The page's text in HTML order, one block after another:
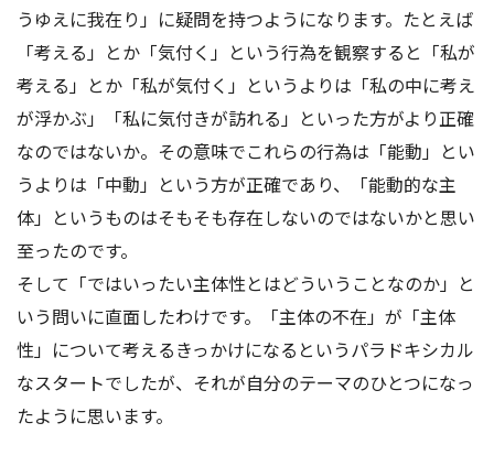
うゆえに我在り」に疑問を持つようになります。たとえば
「考える」とか「気付く」という行為を観察すると「私が
考える」とか「私が気付く」というよりは「私の中に考え
が浮かぶ」「私に気付きが訪れる」といった方がより正確
なのではないか。その意味でこれらの行為は「能動」とい
うよりは「中動」という方が正確であり、「能動的な主
体」というものはそもそも存在しないのではないかと思い
至ったのです。
そして「ではいったい主体性とはどういうことなのか」と
いう問いに直面したわけです。「主体の不在」が「主体
性」について考えるきっかけになるというパラドキシカル
なスタートでしたが、それが自分のテーマのひとつになっ
たように思います。